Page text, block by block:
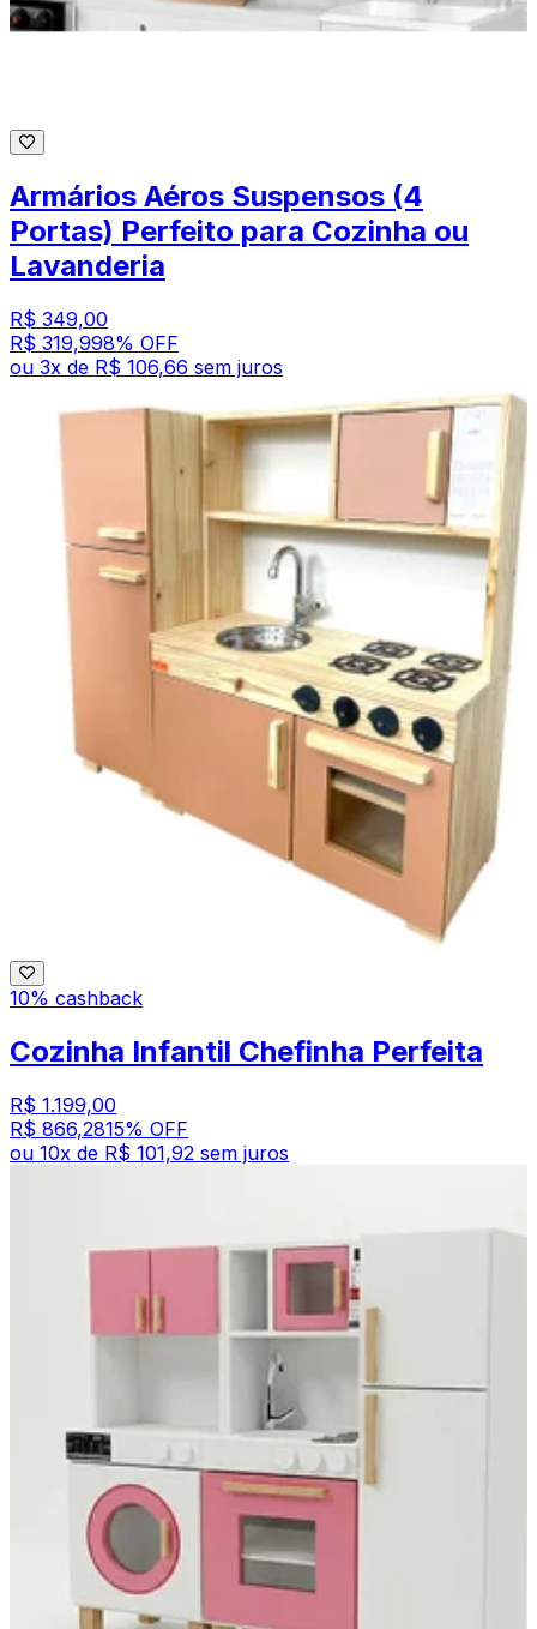
Armários Aéros Suspensos (4
Portas) Perfeito para Cozinha ou
Lavanderia
R$ 349,00
R$ 319,998% OFF
ou 3x de R$ 106,66 sem juros
10% cashback
Cozinha Infantil Chefinha Perfeita
R$ 1.199,00
R$ 866,2815% OFF
ou 10x de R$ 101,92 sem juros